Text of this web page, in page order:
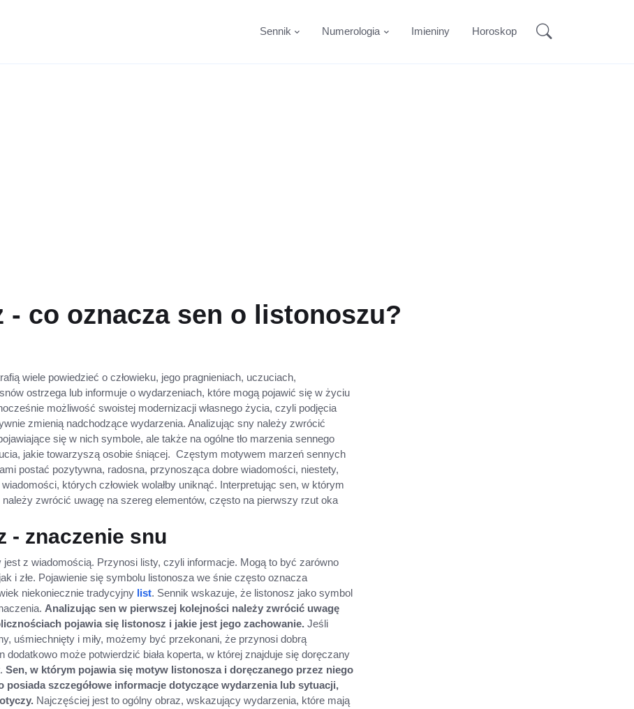
Sennik Numerologia Imieniny Horoskop
co oznacza sen o listonoszu?
wiele powiedzieć o człowieku, jego pragnieniach, uczuciach,
ostrzega lub informuje o wydarzeniach, które mogą pojawić się w życiu
możliwość swoistej modernizacji własnego życia, czyli podjęcia
zmienią nadchodzące wydarzenia. Analizując sny należy zwrócić
się w nich symbole, ale także na ogólne tło marzenia sennego
jakie towarzyszą osobie śniącej. Częstym motywem marzeń sennych
postać pozytywna, radosna, przynosząca dobre wiadomości, niestety,
których człowiek wolałby uniknąć. Interpretując sen, w którym
należy zwrócić uwagę na szereg elementów, często na pierwszy rzut oka
- znaczenie snu
jest z wiadomością. Przynosi listy, czyli informacje. Mogą to być zarówno
i złe. Pojawienie się symbolu listonosza we śnie często oznacza
niekoniecznie tradycyjny list. Sennik wskazuje, że listonosz jako symbol
Analizując sen w pierwszej kolejności należy zwrócić uwagę
pojawia się listonosz i jakie jest jego zachowanie. Jeśli
uśmiechnięty i miły, możemy być przekonani, że przynosi dobrą
dodatkowo może potwierdzić biała koperta, w której znajduje się doręczany
Sen, w którym pojawia się motyw listonosza i doręczanego przez niego
posiada szczegółowe informacje dotyczące wydarzenia lub sytuacji,
Najczęściej jest to ogólny obraz, wskazujący wydarzenia, które mają